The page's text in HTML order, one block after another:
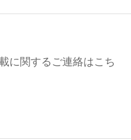
に関するご連絡はこち